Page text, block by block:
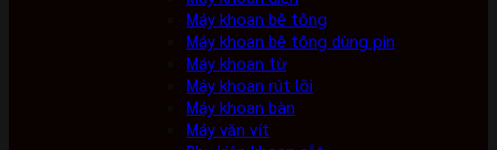
Máy khoan bê tông
Máy khoan bê tông dùng pin
Máy khoan từ
Máy khoan rút lõi
Máy khoan bàn
Máy vặn vít